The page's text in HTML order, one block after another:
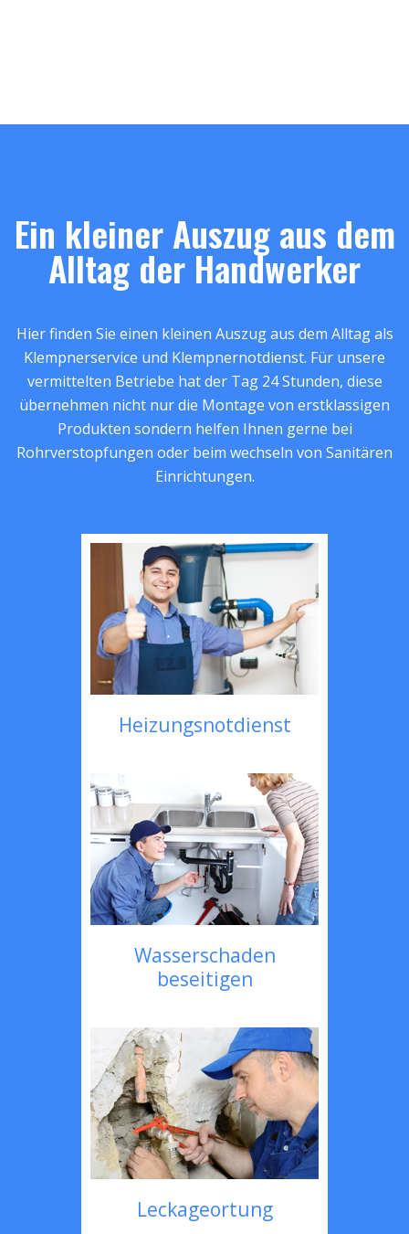
Ein kleiner Auszug aus dem
Alltag der Handwerker
Hier finden Sie einen kleinen Auszug aus dem Alltag als
Klempnerservice und Klempnernotdienst. Für unsere
vermittelten Betriebe hat der Tag 24 Stunden, diese
übernehmen nicht nur die Montage von erstklassigen
Produkten sondern helfen Ihnen gerne bei
Rohrverstopfungen oder beim wechseln von Sanitären
Einrichtungen.
Heizungsnotdienst
Wasserschaden
beseitigen
Leckageortung